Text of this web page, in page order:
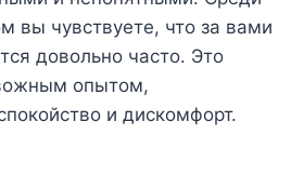
вы чувствуете, что за вами
довольно часто. Это
опытом,
и дискомфорт.